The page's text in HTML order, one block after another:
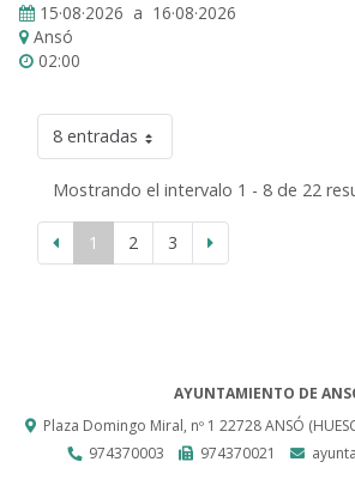
15·08·2026 a 16·08·2026
Ansó
02:00
8 entradas
Mostrando el intervalo 1 - 8 de 22
1 2 3
AYUNTAMIENTO DE
Plaza Domingo Miral, nº 1 22728 ANSÓ
974370003
974370021